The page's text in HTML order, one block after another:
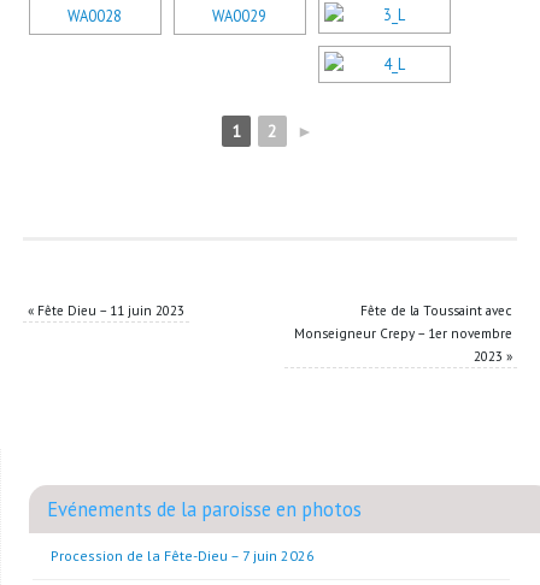
1 2 ►
«Fête Dieu – 11 juin 2023
Fête de la Toussaint avec
Monseigneur Crepy – 1er novembre
2023»
Evénements de la paroisse en photos
Procession de la Fête-Dieu – 7 juin 2026